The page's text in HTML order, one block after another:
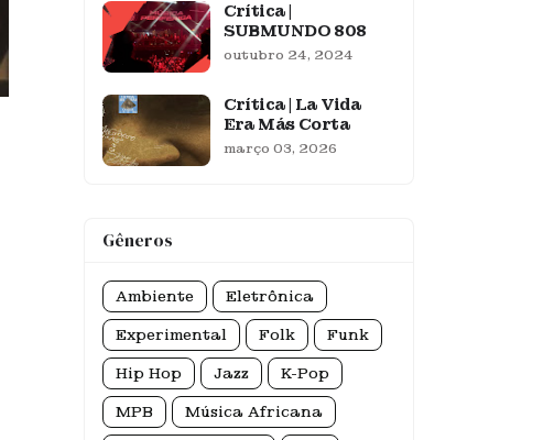
Crítica |
SUBMUNDO 808
outubro 24, 2024
Crítica | La Vida
Era Más Corta
março 03, 2026
Gêneros
Ambiente Eletrônica
Experimental Folk Funk
Hip Hop Jazz K-Pop
MPB Música Africana